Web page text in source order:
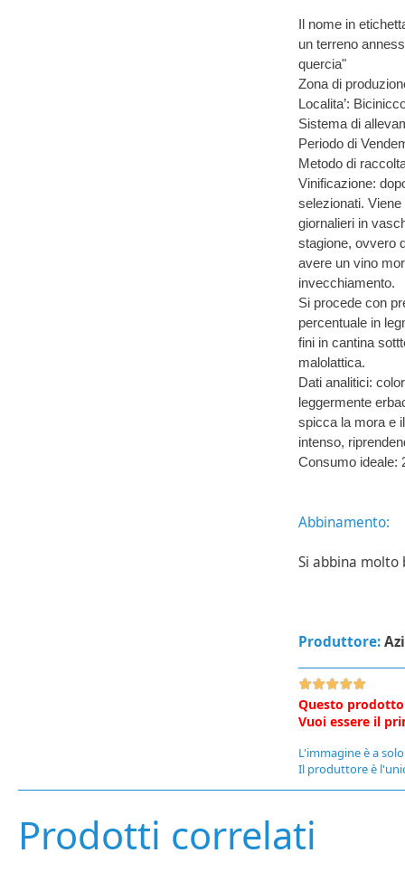
Il nome in
un terreno
quercia"
Zona di
Localita’:
Sistema di
Periodo di
Metodo di
Vinificazione:
selezionati.
giornalieri in
stagione, ovvero
avere un vino
invecchiamento.
Si procede con
percentuale in
fini in cantina
malolattica.
Dati analitici:
leggermente
spicca la mora e
intenso,
Consumo ideale:
Abbinamento:
Si abbina molto
Produttore:
Questo
Vuoi essere il
L'immagine è a
Il produttore è
Prodotti correlati